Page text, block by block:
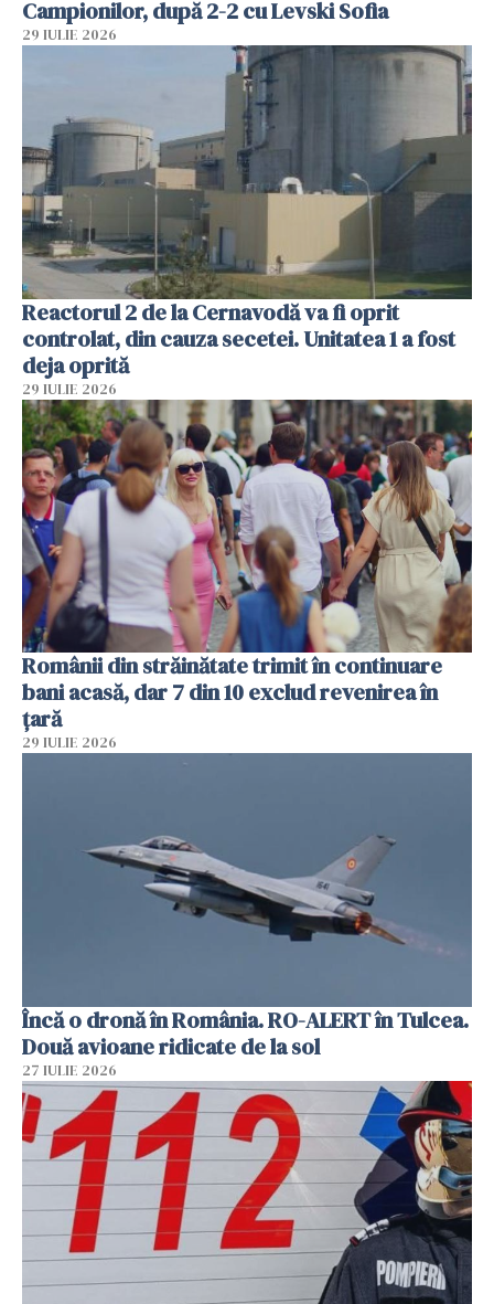
Campionilor, după 2-2 cu Levski Sofia
29 IULIE 2026
Reactorul 2 de la Cernavodă va fi oprit
controlat, din cauza secetei. Unitatea 1 a fost
deja oprită
29 IULIE 2026
Românii din străinătate trimit în continuare
bani acasă, dar 7 din 10 exclud revenirea în
țară
29 IULIE 2026
Încă o dronă în România. RO-ALERT în Tulcea.
Două avioane ridicate de la sol
27 IULIE 2026